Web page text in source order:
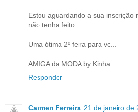
Estou aguardando a sua inscrição
não tenha feito.
Uma ótima 2º feira para vc...
AMIGA da MODA by Kinha
Responder
Carmen Ferreira 21 de janeiro de